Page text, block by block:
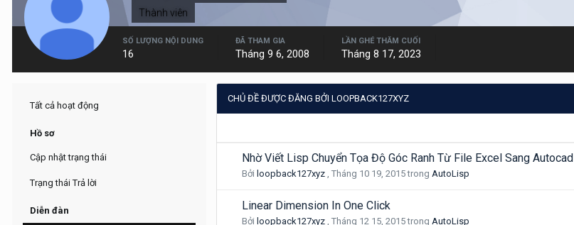
Thành viên
SỐ LƯỢNG NỘI DUNG
16
ĐÃ THAM GIA
Tháng 9 6, 2008
LẦN GHÉ THĂM CUỐI
Tháng 8 17, 2023
Tất cả hoạt động
Hồ sơ
Cập nhật trạng thái
Trạng thái Trả lời
Diễn đàn
CHỦ ĐỀ ĐƯỢC ĐĂNG BỞI LOOPBACK127XYZ
Nhờ Viết Lisp Chuyển Tọa Độ Góc Ranh Từ File Excel Sang Autocad
Bởi loopback127xyz , Tháng 10 19, 2015trong AutoLisp
Linear Dimension In One Click
Bởi loopback127xyz , Tháng 12 15, 2015trong AutoLisp